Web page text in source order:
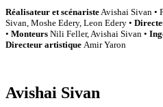
Réalisateur et scénariste Avishai Sivan •
Sivan, Moshe Edery, Leon Edery •
• Monteurs Nili Feller, Avishai Sivan •
Directeur artistique Amir Yaron
Avishai Sivan